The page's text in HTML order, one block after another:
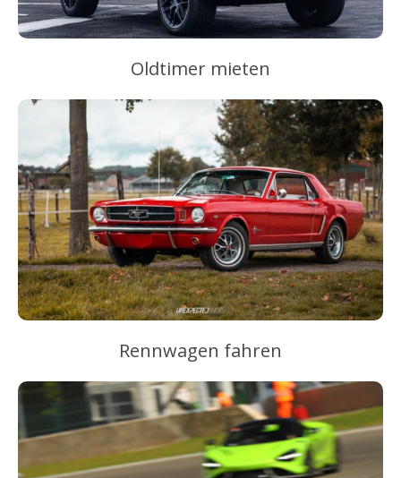
Oldtimer mieten
Rennwagen fahren